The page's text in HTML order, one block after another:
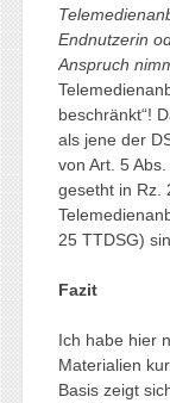
Endnutzerin
Anspruch
beschränkt“!
als jene der
von Art. 5
gesetht in Rz.
25 TTDSG)
Fazit
Ich habe hier
Materialien
Basis zeigt